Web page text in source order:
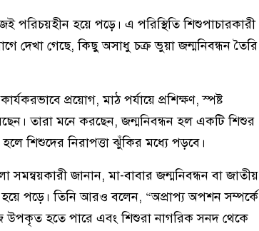
পরিচয়হীন হয়ে পড়ে। এ পরিস্থিতি শিশুপাচারকারী
দেখা গেছে, কিছু অসাধু চক্র ভুয়া জন্মনিবন্ধন তৈরি
প্রয়োগ, মাঠ পর্যায়ে প্রশিক্ষণ, স্পষ্ট
তারা মনে করছেন, জন্মনিবন্ধন হল একটি শিশুর
শিশুদের নিরাপত্তা ঝুঁকির মধ্যে পড়বে।
সমন্বয়কারী জানান, মা-বাবার জন্মনিবন্ধন বা জাতীয়
হয়ে পড়ে। তিনি আরও বলেন, “অপ্রাপ্য অপশন সম্পর্কে
উপকৃত হতে পারে এবং শিশুরা নাগরিক সনদ থেকে